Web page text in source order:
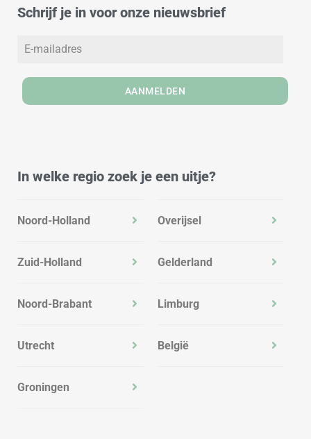
i
r
m
o
Schrijf je in voor onze nieuwsbrief
AANMELDEN
In welke regio zoek je een uitje?
Noord-Holland
Zuid-Holland
Noord-Brabant
Utrecht
Groningen
Overijsel
Gelderland
Limburg
België